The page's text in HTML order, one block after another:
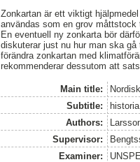
Zonkartan är ett viktigt
användas som en grov
En eventuell ny zonkarta bör
diskuterar just nu hur man ska
förändra zonkartan med
rekommenderar dessutom att
Main title:
Subtitle:
Authors:
Supervisor:
Examiner: